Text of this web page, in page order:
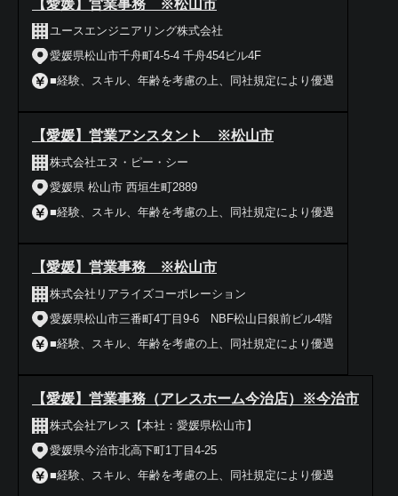
【愛媛】営業事務 ※松山市
ユースエンジニアリング株式会社
愛媛県松山市千舟町4-5-4 千舟454ビル4F
■経験、スキル、年齢を考慮の上、同社規定により優遇
【愛媛】営業アシスタント ※松山市
株式会社エヌ・ピー・シー
愛媛県 松山市 西垣生町2889
■経験、スキル、年齢を考慮の上、同社規定により優遇
【愛媛】営業事務 ※松山市
株式会社リアライズコーポレーション
愛媛県松山市三番町4丁目9-6 NBF松山日銀前ビル4階
■経験、スキル、年齢を考慮の上、同社規定により優遇
【愛媛】営業事務（アレスホーム今治店）※今治市
株式会社アレス【本社：愛媛県松山市】
愛媛県今治市北高下町1丁目4-25
■経験、スキル、年齢を考慮の上、同社規定により優遇